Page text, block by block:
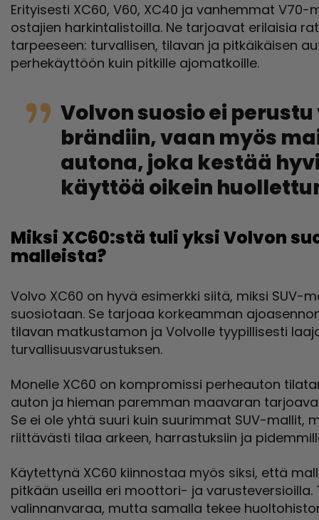
Erityisesti XC60, V60, XC40 ja vanhemmat V70-
ostajien harkintalistoilla. Ne tarjoavat erilaisia
tarpeeseen: turvallisen, tilavan ja pitkäikäisen
perhekäyttöön kuin pitkille ajomatkoille.
Volvon suosio ei
brändiin, vaan myös
autona, joka kestää
käyttöä oikein
Miksi XC60:stä tuli yksi Volvon
malleista?
Volvo XC60 on hyvä esimerkki siitä, miksi SUV-
suosiotaan. Se tarjoaa korkeamman
tilavan matkustamon ja Volvolle tyypillisesti
turvallisuusvarustuksen.
Monelle XC60 on kompromissi perheauton
auton ja hieman paremman maavaran
Se ei ole yhtä suuri kuin suurimmat SUV-mallit,
riittävästi tilaa arkeen, harrastuksiin ja
Käytettynä XC60 kiinnostaa myös siksi, että
pitkään useilla eri moottori- ja
valinnanvaraa, mutta samalla tekee